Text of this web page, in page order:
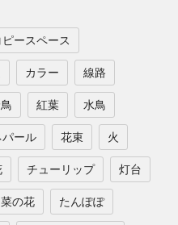
ピースペース
カラー 線路
紅葉 水鳥
パール 花束 火
チューリップ 灯台
菜の花 たんぽぽ